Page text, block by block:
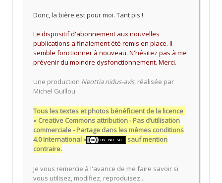
Donc, la bière est pour moi. Tant pis !
Le dispositif d'abonnement aux nouvelles
publications a finalement été remis en place. Il
semble fonctionner à nouveau. N'hésitez pas à me
prévenir du moindre dysfonctionnement. Merci.
Une production Neottia nidus-avis, réalisée par
Michel Guillou
Tous les textes et photos bénéficient de la licence
« Creative Commons attribution - Pas d’utilisation
commerciale - Partage dans les mêmes conditions
4.0 International »
sauf mention
contraire.
Je vous remercie à l'avance de me faire savoir si
vous utilisez, modifiez, reproduisez...